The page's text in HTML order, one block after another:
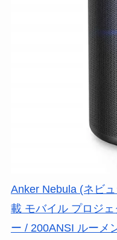
Anker Nebula (ネビ
載 モバイル プロジ
ー / 200ANSI ルーメ